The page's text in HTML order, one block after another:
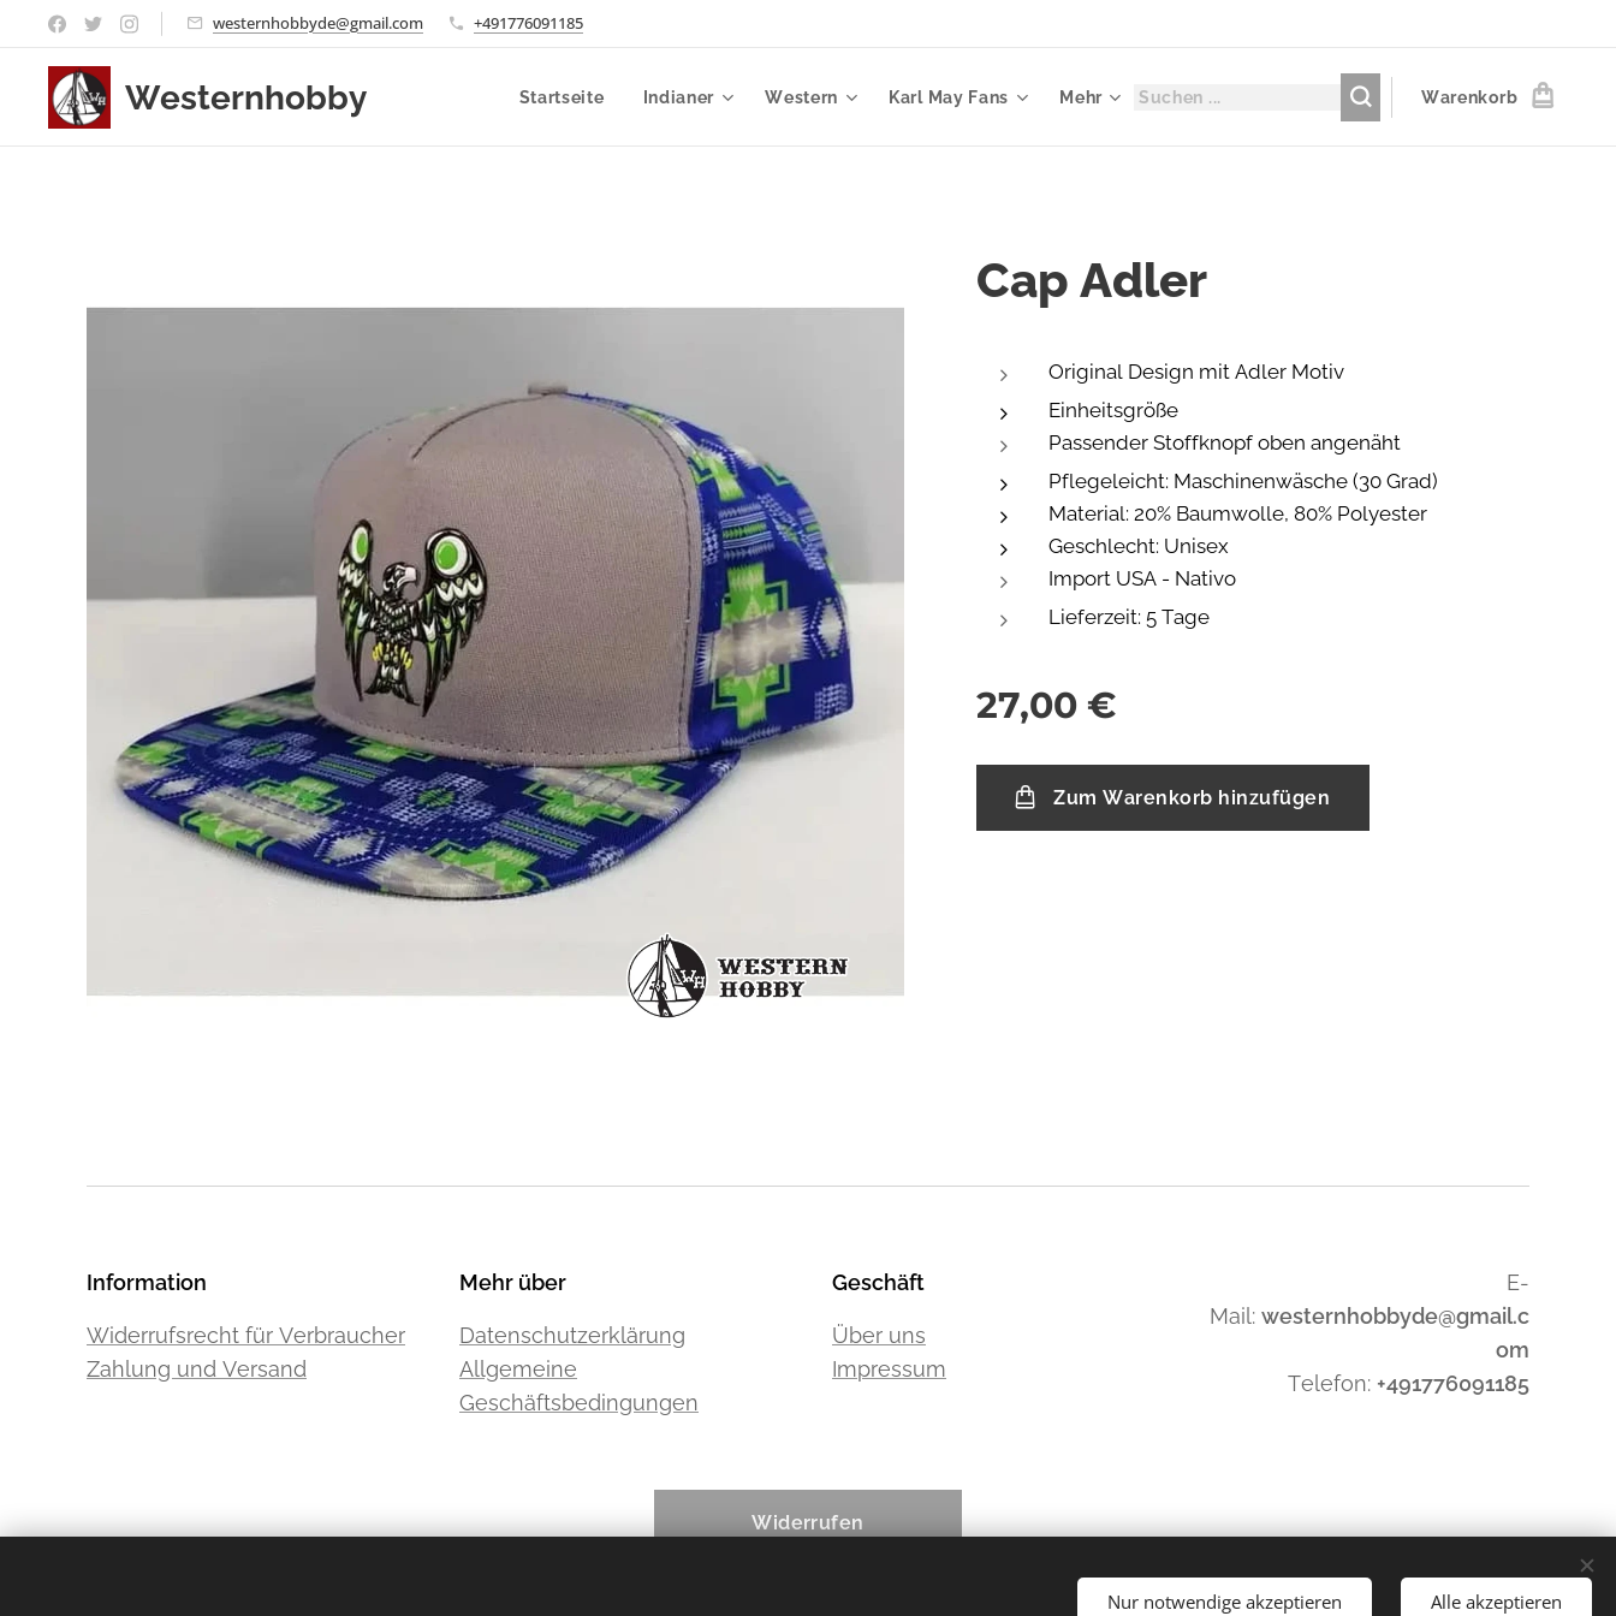
westernhobbyde@gmail.com +491776091185
Westernhobby Startseite Indianer Western Karl May Fans Mehr Warenkorb
Cap Adler
Original Design mit Adler Motiv
Einheitsgröße
Passender Stoffknopf oben angenäht
Pflegeleicht: Maschinenwäsche (30 Grad)
Material: 20% Baumwolle, 80% Polyester
Geschlecht: Unisex
Import USA - Nativo
Lieferzeit: 5 Tage
27,00 €
Zum Warenkorb hinzufügen
Information
Widerrufsrecht für Verbraucher
Zahlung und Versand
Mehr über
Datenschutzerklärung
Allgemeine
Geschäftsbedingungen
Geschäft
Über uns
Impressum
E-
Mail: westernhobbyde@gmail.c
om
Telefon: +491776091185
Widerrufen
Nur notwendige akzeptieren Alle akzeptieren